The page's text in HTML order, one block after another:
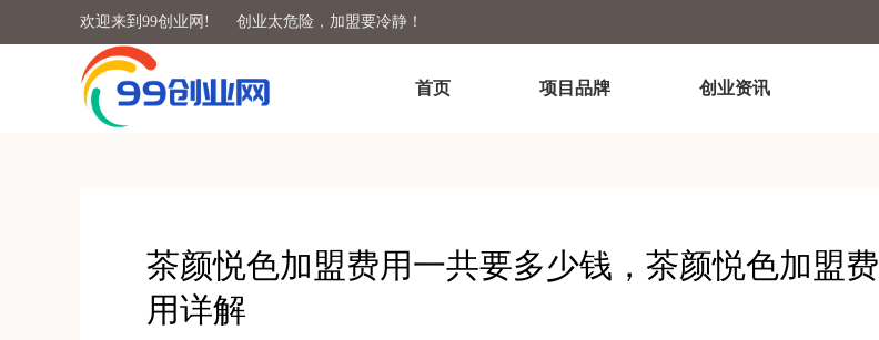
欢迎来到99创业网! 创业太危险，加盟要冷静！
首页 项目品牌 创业资讯
茶颜悦色加盟费用一共要多少钱，茶颜悦色加盟费
用详解